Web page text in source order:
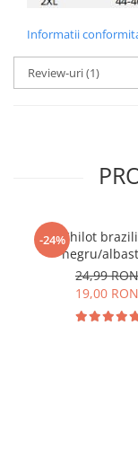
Informatii
Review-uri(1)
-24%Chilot
negru/
24,99 RON
19,00 RON